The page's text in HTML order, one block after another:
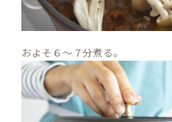
およそ６～７分煮る。